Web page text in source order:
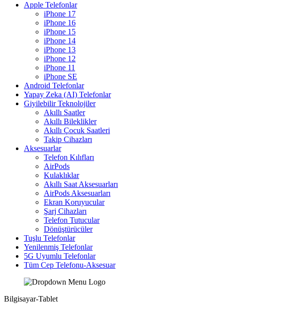
Apple Telefonlar
iPhone 17
iPhone 16
iPhone 15
iPhone 14
iPhone 13
iPhone 12
iPhone 11
iPhone SE
Android Telefonlar
Yapay Zeka (AI) Telefonlar
Giyilebilir Teknolojiler
Akıllı Saatler
Akıllı Bileklikler
Akıllı Çocuk Saatleri
Takip Cihazları
Aksesuarlar
Telefon Kılıfları
AirPods
Kulaklıklar
Akıllı Saat Aksesuarları
AirPods Aksesuarları
Ekran Koruyucular
Şarj Cihazları
Telefon Tutucular
Dönüştürücüler
Tuşlu Telefonlar
Yenilenmiş Telefonlar
5G Uyumlu Telefonlar
Tüm Cep Telefonu-Aksesuar
Bilgisayar-Tablet